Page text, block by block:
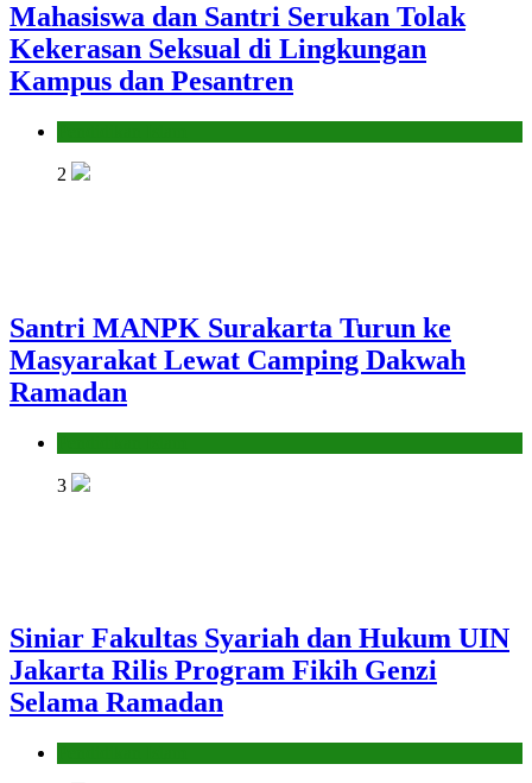
Mahasiswa dan Santri Serukan Tolak
Kekerasan Seksual di Lingkungan
Kampus dan Pesantren
2
Santri MANPK Surakarta Turun ke
Masyarakat Lewat Camping Dakwah
Ramadan
3
Siniar Fakultas Syariah dan Hukum UIN
Jakarta Rilis Program Fikih Genzi
Selama Ramadan